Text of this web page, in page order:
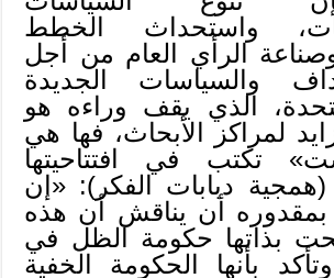
واستحداث الخطط
الرأي العام من أجل
والسياسات الجديدة
الذي يقف وراءه هو
لمراكز الأبحاث، فها هي
تكتب في افتتاحيتها
دبابات الفكر): «إن
بمقدوره أن يناقش أن هذه
بذاتها حكومة الظل في
بأنها الحكومة الخفية